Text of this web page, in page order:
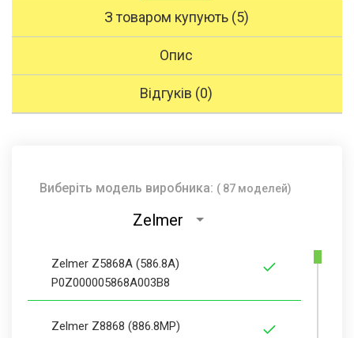
З товаром купують (5)
Опис
Відгуків (0)
Виберіть модель виробника: ( 87 моделей)
Zelmer
Zelmer Z5868A (586.8A)
P0Z000005868A003B8
Zelmer Z8868 (886.8MP)